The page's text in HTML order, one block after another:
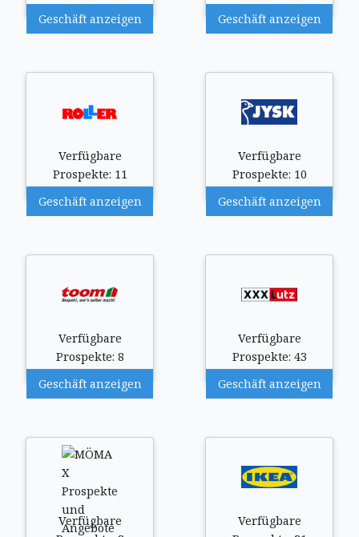
Geschäft anzeigen
Geschäft anzeigen
Verfügbare
Prospekte: 11
Geschäft anzeigen
Verfügbare
Prospekte: 10
Geschäft anzeigen
Verfügbare
Prospekte: 8
Geschäft anzeigen
Verfügbare
Prospekte: 43
Geschäft anzeigen
Verfügbare
Verfügbare